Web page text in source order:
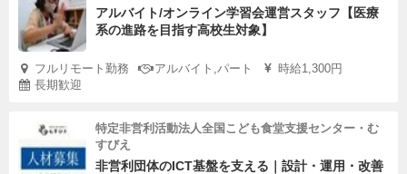
アルバイト/オンライン学習会運営スタッフ【医療
系の進路を目指す高校生対象】
フルリモート勤務 アルバイト,パート
時給1,300円
長期歓迎
特定非営利活動法人全国こども食堂支援センター・む
すびえ
非営利団体のICT基盤を支える｜設計・運用・改善